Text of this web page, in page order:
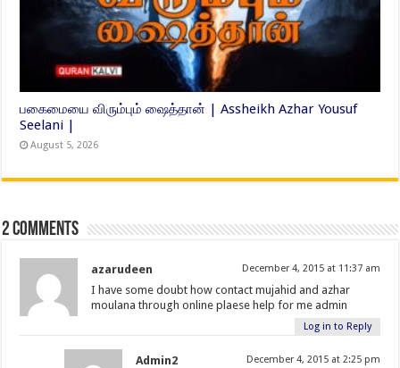
பகைமையை விரும்பும் ஷைத்தான் | Assheikh Azhar Yousuf
Seelani |
August 5, 2026
2 comments
azarudeen December 4, 2015 at 11:37 am
I have some doubt how contact mujahid and azhar
moulana through online plaese help for me admin
Log in to Reply
Admin2 December 4, 2015 at 2:25 pm